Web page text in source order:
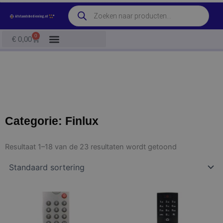
Ga
naar
de
inhoud
Producten
zoeken
€ 0,00 0
Winkelwagen
Categorie: Finlux
Resultaat 1–18 van de 23 resultaten wordt getoond
Dit
product
heeft
Dit
product
heeft